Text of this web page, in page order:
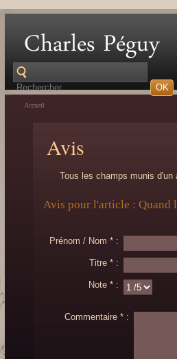
Accueil
Avis
Tous les champs munis d'un
Avis pour l'article : Quand
Prénom / Nom * :
Titre * :
Note * :
Commentaire * :